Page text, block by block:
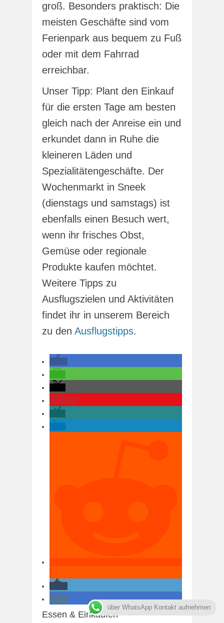
groß. Besonders praktisch: Die
meisten Geschäfte sind vom
Ferienpark aus bequem zu Fuß
oder mit dem Fahrrad
erreichbar.
Unser Tipp: Plant den Einkauf
für die ersten Tage am besten
gleich nach der Anreise ein und
erkundet dann in Ruhe die
kleineren Läden und
Spezialitätengeschäfte. Der
Wochenmarkt in Sneek
(dienstags und samstags) ist
ebenfalls einen Besuch wert,
wenn ihr frisches Obst,
Gemüse oder regionale
Produkte kaufen möchtet.
Weitere Tipps zu
Ausflugszielen und Aktivitäten
findet ihr in unserem Bereich
zu den Ausflugstipps.
Essen & Einkaufen
über WhatsApp Kontakt aufnehmen